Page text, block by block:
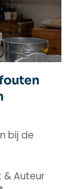
bij de
& Auteur